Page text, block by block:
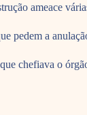
ameace
pedem a
chefiava o